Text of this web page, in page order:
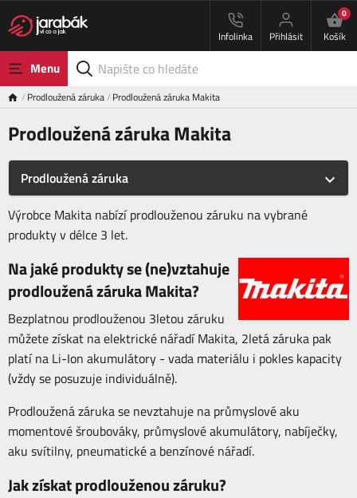
Infolinka Přihlásit
0
Košík
Menu
Prodloužená záruka Prodloužená záruka Makita
Prodloužená záruka Makita
Prodloužená záruka
Výrobce Makita nabízí prodlouženou záruku na vybrané
produkty v délce 3 let.
Na jaké produkty se (ne)vztahuje
prodloužená záruka Makita?
Bezplatnou prodlouženou 3letou záruku
můžete získat na elektrické nářadí Makita, 2letá záruka pak
platí na Li-Ion akumulátory - vada materiálu i pokles kapacity
(vždy se posuzuje individuálně).
Prodloužená záruka se nevztahuje na průmyslové aku
momentové šroubováky, průmyslové akumulátory, nabíječky,
aku svítilny, pneumatické a benzínové nářadí.
Jak získat prodlouženou záruku?